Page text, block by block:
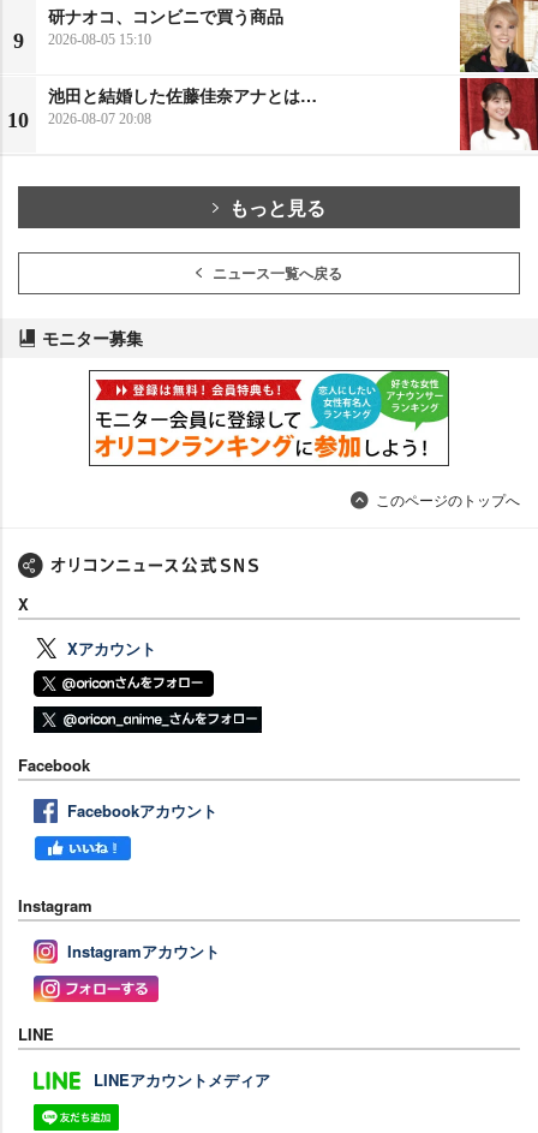
9
研ナオコ、コンビニで買う商品
2026-08-05 15:10
10
池田と結婚した佐藤佳奈アナとは…
2026-08-07 20:08
もっと見る
ニュース一覧へ戻る
モニター募集
このページのトップへ
X
Xアカウント
Facebook
Facebookアカウント
Instagram
Instagramアカウント
LINE
LINEアカウントメディア